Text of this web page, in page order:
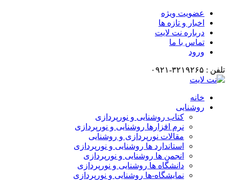
عضویت ویژه
اخبار و تازه ها
درباره نت لایت
تماس با ما
ورود
تلفن : ۳۲۱۹۲۶۵-۰۹۲۱
خانه
روشنایی
کتاب روشنایی و نورپردازی
نرم افزارها روشنایی و نورپردازی
مقالات نورپردازی و روشنایی
استاندارد ها روشنایی و نورپردازی
انجمن ها روشنایی و نورپردازی
دانشگاه ها روشنایی و نورپردازی
نمایشگاه-ها روشنایی و نورپردازی